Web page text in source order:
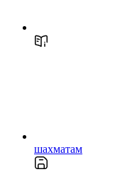
шахматам